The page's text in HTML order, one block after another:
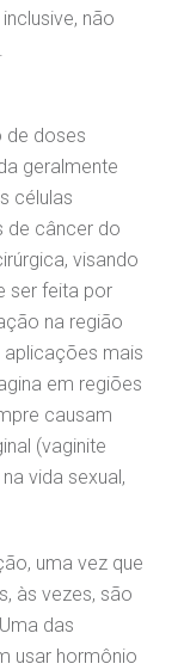
não
de doses
geralmente
células
de câncer do
visando
ser feita por
na região
aplicações mais
em regiões
causam
(vaginite
vida sexual,
uma vez que
às vezes, são
das
usar hormônio